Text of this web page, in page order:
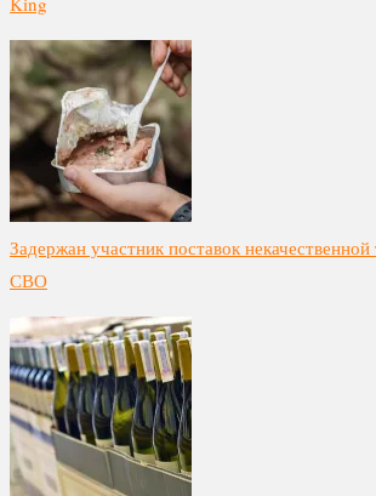
Задержан участник поставок
СВО